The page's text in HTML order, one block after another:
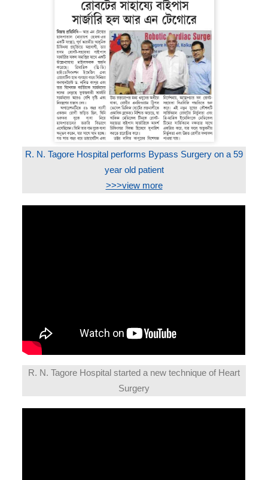
R. N. Tagore Hospital performs Bypass Surgery on a 59
year old patient
>>>view more
R. N. Tagore Hospital started a new technique of Heart
Surgery